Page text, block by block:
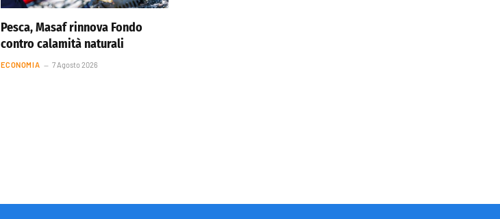
Pesca, Masaf rinnova Fondo
contro calamità naturali
ECONOMIA 7 Agosto 2026